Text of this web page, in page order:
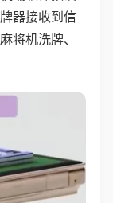
器接收到信
将机洗牌、